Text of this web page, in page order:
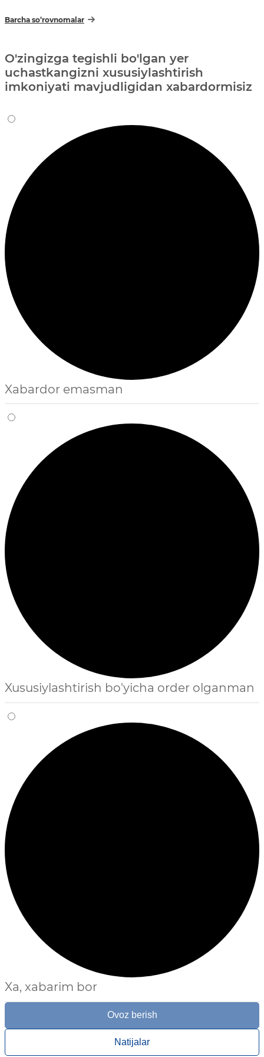
Barcha so‘rovnomalar
O'zingizga tegishli bo'lgan yer
uchastkangizni xususiylashtirish
imkoniyati mavjudligidan xabardormisiz
Xabardor emasman
Xususiylashtirish bo'yicha order olganman
Xa, xabarim bor
Ovoz berish
Natijalar